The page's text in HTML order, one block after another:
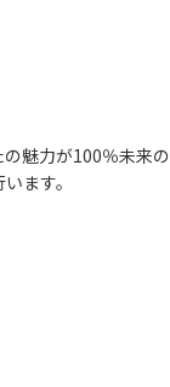
魅力が100％未来の
ます。